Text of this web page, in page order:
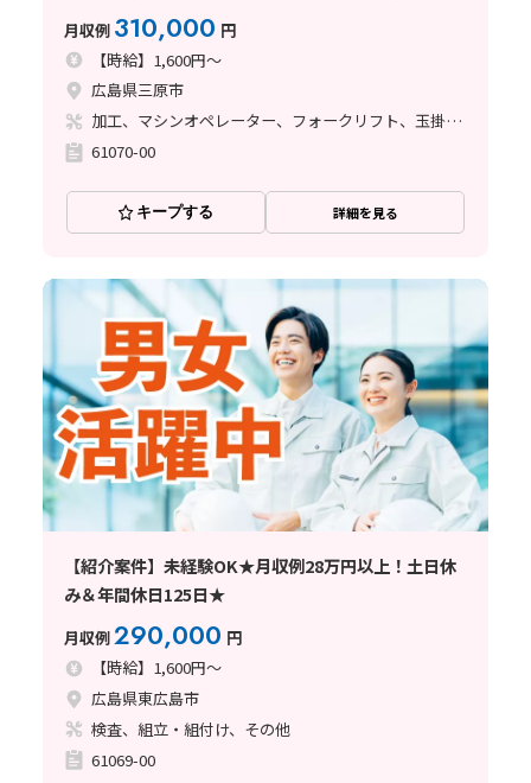
月収例 310,000 円
【時給】1,600円～
広島県三原市
加工、マシンオペレーター、フォークリフト、玉掛け・クレーン
61070-00
キープする 詳細を見る
【紹介案件】未経験OK★月収例28万円以上！土日休
み＆年間休日125日★
月収例290,000 円
【時給】1,600円～
広島県東広島市
検査、組立・組付け、その他
61069-00